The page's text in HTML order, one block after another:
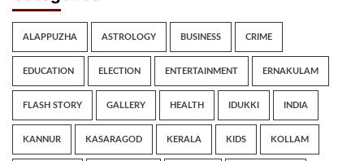
ALAPPUZHA ASTROLOGY BUSINESS CRIME
EDUCATION ELECTION ENTERTAINMENT ERNAKULAM
FLASH STORY GALLERY HEALTH IDUKKI INDIA
KANNUR KASARAGOD KERALA KIDS KOLLAM